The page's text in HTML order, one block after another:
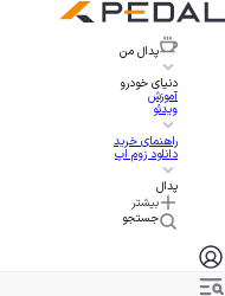
پدال من
دنیای خودرو
آموزش
ویدئو
راهنمای خرید
دانلود زوم اپ
پدال
بیشتر
جستجو